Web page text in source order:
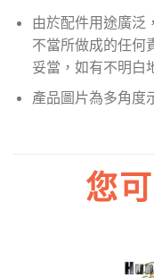
由於配件用途廣泛
不當所做成的任何
妥當，如有不明白
產品圖片為多角度
您